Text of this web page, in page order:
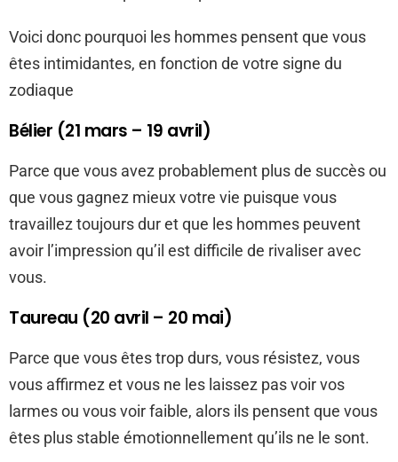
Voici donc pourquoi les hommes pensent que vous
êtes intimidantes, en fonction de votre signe du
zodiaque
Bélier (21 mars – 19 avril)
Parce que vous avez probablement plus de succès ou
que vous gagnez mieux votre vie puisque vous
travaillez toujours dur et que les hommes peuvent
avoir l’impression qu’il est difficile de rivaliser avec
vous.
Taureau (20 avril – 20 mai)
Parce que vous êtes trop durs, vous résistez, vous
vous affirmez et vous ne les laissez pas voir vos
larmes ou vous voir faible, alors ils pensent que vous
êtes plus stable émotionnellement qu’ils ne le sont.